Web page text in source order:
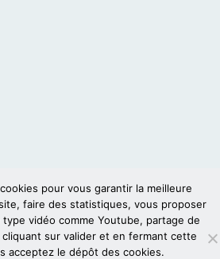
pour vous garantir la meilleure
faire des statistiques, vous proposer
vidéo comme Youtube, partage de
cliquant sur valider et en fermant cette
acceptez le dépôt des cookies.